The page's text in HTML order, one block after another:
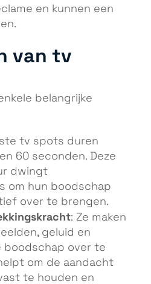
en kunnen een
van tv
belangrijke
tv spots duren
60 seconden. Deze
dwingt
om hun boodschap
over te brengen.
: Ze maken
geluid en
boodschap over te
om de aandacht
te houden en